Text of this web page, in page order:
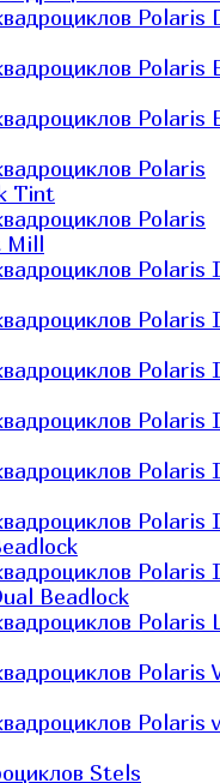
Polaris
Polaris
Polaris
Polaris
Tint
Polaris
Mill
Polaris
Polaris
Polaris
Polaris
Polaris
Polaris
Polaris
Beadlock
Polaris
Polaris
Polaris
Stels